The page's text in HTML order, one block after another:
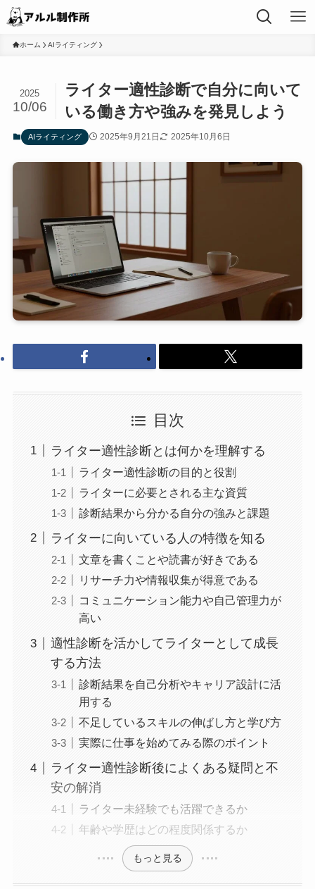
ホーム AIライティング
ライター適性診断で自分に向いて
いる働き方や強みを発見しよう
2025
10/06
AIライティング 2025年9月21日 2025年10月6日
目次
ライター適性診断とは何かを理解する
ライター適性診断の目的と役割
ライターに必要とされる主な資質
診断結果から分かる自分の強みと課題
ライターに向いている人の特徴を知る
文章を書くことや読書が好きである
リサーチ力や情報収集が得意である
コミュニケーション能力や自己管理力が
高い
適性診断を活かしてライターとして成長
する方法
診断結果を自己分析やキャリア設計に活
用する
不足しているスキルの伸ばし方と学び方
実際に仕事を始めてみる際のポイント
ライター適性診断後によくある疑問と不
安の解消
ライター未経験でも活躍できるか
年齢や学歴はどの程度関係するか
もっと見る